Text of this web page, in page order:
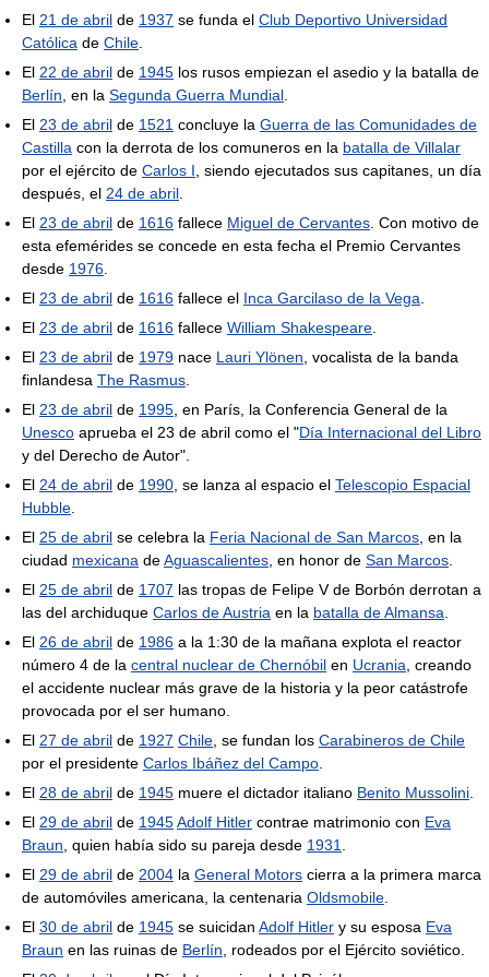
El 21 de abril de 1937 se funda el Club Deportivo Universidad
Católica de Chile
El 22 de abril de 1945 los rusos empiezan el asedio y la batalla de
Berlín , en la Segunda Guerra Mundial
El 23 de abril de 1521 concluye la Guerra de las Comunidades de
Castilla con la derrota de los comuneros en la batalla de Villalar
por el ejército de Carlos I , siendo ejecutados sus capitanes, un día
después, el 24 de abril
El 23 de abril de 1616 fallece Miguel de Cervantes . Con motivo de
esta efemérides se concede en esta fecha el Premio Cervantes
desde 1976
El 23 de abril de 1616 fallece el Inca Garcilaso de la Vega
El 23 de abril de 1616 fallece William Shakespeare
El 23 de abril de 1979 nace Lauri Ylönen , vocalista de la banda
finlandesa The Rasmus
El 23 de abril de 1995 , en París, la Conferencia General de la
Unesco aprueba el 23 de abril como el "Día Internacional del Libro
y del Derecho de Autor".
El 24 de abril de 1990 , se lanza al espacio el Telescopio Espacial
Hubble
El 25 de abril se celebra la Feria Nacional de San Marcos , en la
ciudad mexicana deAguascalientes , en honor de San Marcos
El 25 de abril de 1707 las tropas de Felipe V de Borbón derrotan a
las del archiduque Carlos de Austria en la batalla de Almansa
El 26 de abril de 1986 a la 1:30 de la mañana explota el reactor
número 4 de la central nuclear de Chernóbil en Ucrania , creando
el accidente nuclear más grave de la historia y la peor catástrofe
provocada por el ser humano.
El 27 de abril de 1927 Chile , se fundan los Carabineros de Chile
por el presidente Carlos Ibáñez del Campo
El 28 de abril de 1945 muere el dictador italiano Benito Mussolini
El 29 de abril de 1945Adolf Hitler contrae matrimonio con Eva
Braun , quien había sido su pareja desde 1931
El 29 de abril de 2004 la General Motors cierra a la primera marca
de automóviles americana, la centenaria Oldsmobile
El 30 de abril de 1945 se suicidan Adolf Hitler y su esposa Eva
Braun en las ruinas de Berlín , rodeados por el Ejército soviético.